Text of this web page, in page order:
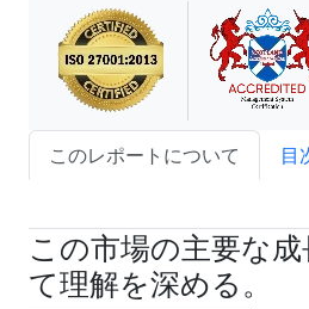
このレポートについて 目
この市場の主要な
て理解を深める。